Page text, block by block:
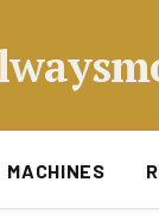
MACHINES